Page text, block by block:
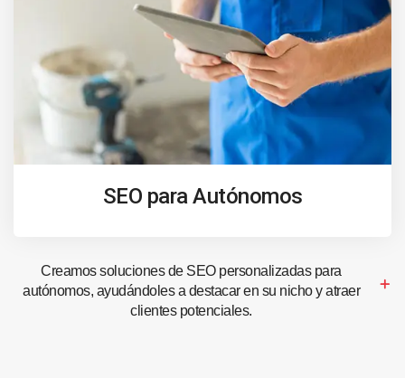
SEO para Autónomos
Creamos soluciones de SEO personalizadas para
autónomos, ayudándoles a destacar en su nicho y atraer
clientes potenciales.